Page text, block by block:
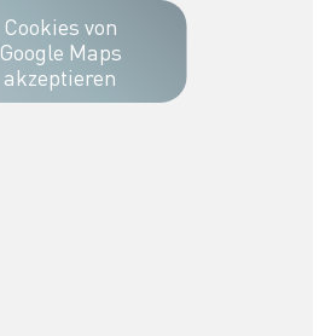
Cookies von
Google Maps
akzeptieren